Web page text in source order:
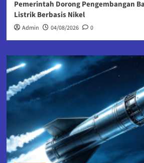
Pemerintah Dorong Pengembangan
Listrik Berbasis Nikel
Admin 04/08/2026 0